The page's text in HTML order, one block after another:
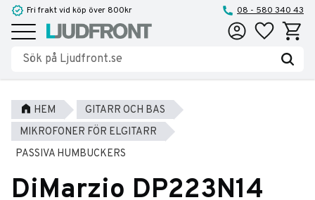
Meny
Fri frakt vid köp över 800kr 08 - 580 340 43
Favoriter
HEM
GITARR OCH BAS
MIKROFONER FÖR ELGITARR
PASSIVA HUMBUCKERS
DiMarzio DP223N14